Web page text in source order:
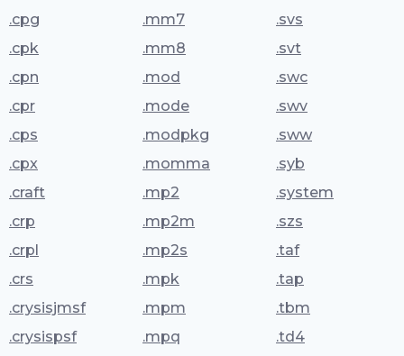
.cpg
.cpk
.cpn
.cpr
.cps
.cpx
.craft
.crp
.crpl
.crs
.crysisjmsf
.crysispsf
.mm7
.mm8
.mod
.mode
.modpkg
.momma
.mp2
.mp2m
.mp2s
.mpk
.mpm
.mpq
.svs
.svt
.swc
.swv
.sww
.syb
.system
.szs
.taf
.tap
.tbm
.td4